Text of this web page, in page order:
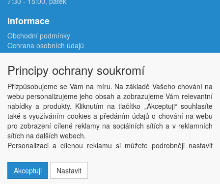
Informace
Obchodní podmínky
Ochrana osobních údajů
Reklamační protokol
Odstoupení od smlouvy
Podmínky užití e-shopu
Doprava
Velkoobchod
Kontakt
Nastavení soukromí
Copyright © ABRA Software a.s. 2026,
Principy ochrany soukromí
Přizpůsobujeme se Vám na míru. Na základě Vašeho chování na
webu personalizujeme jeho obsah a zobrazujeme Vám relevantní
nabídky a produkty. Kliknutím na tlačítko „Akceptuji“ souhlasíte
také s využíváním cookies a předáním údajů o chování na webu
pro zobrazení cílené reklamy na sociálních sítích a v reklamních
sítích na dalších webech.
Personalizaci a cílenou reklamu si můžete podrobněji nastavit
Akceptuji
Nastavit